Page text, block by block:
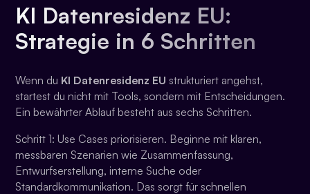
KI Datenresidenz EU:
Strategie in 6 Schritten
Wenn du KI Datenresidenz EU strukturiert angehst,
startest du nicht mit Tools, sondern mit Entscheidungen.
Ein bewährter Ablauf besteht aus sechs Schritten.
Schritt 1: Use Cases priorisieren. Beginne mit klaren,
messbaren Szenarien wie Zusammenfassung,
Entwurfserstellung, interne Suche oder
Standardkommunikation. Das sorgt für schnellen